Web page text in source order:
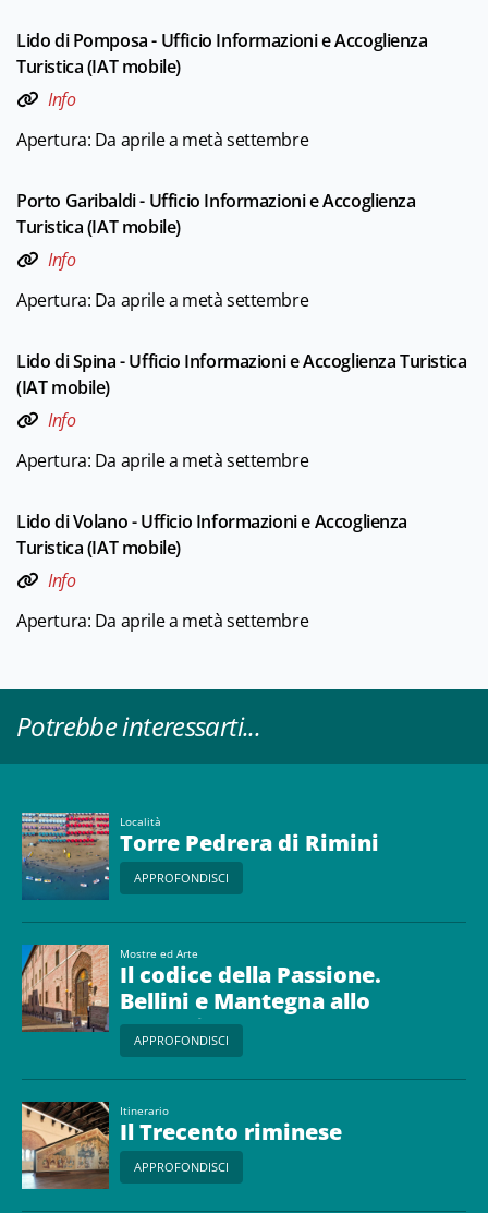
Lido di Pomposa - Ufficio Informazioni e Accoglienza
Turistica (IAT mobile)
Info
Apertura: Da aprile a metà settembre
Porto Garibaldi - Ufficio Informazioni e Accoglienza
Turistica (IAT mobile)
Info
Apertura: Da aprile a metà settembre
Lido di Spina - Ufficio Informazioni e Accoglienza Turistica
(IAT mobile)
Info
Apertura: Da aprile a metà settembre
Lido di Volano - Ufficio Informazioni e Accoglienza
Turistica (IAT mobile)
Info
Apertura: Da aprile a metà settembre
Potrebbe interessarti...
Località
Torre Pedrera di Rimini
APPROFONDISCI
Mostre ed Arte
Il codice della Passione.
Bellini e Mantegna allo
specchio
APPROFONDISCI
Itinerario
Il Trecento riminese
APPROFONDISCI